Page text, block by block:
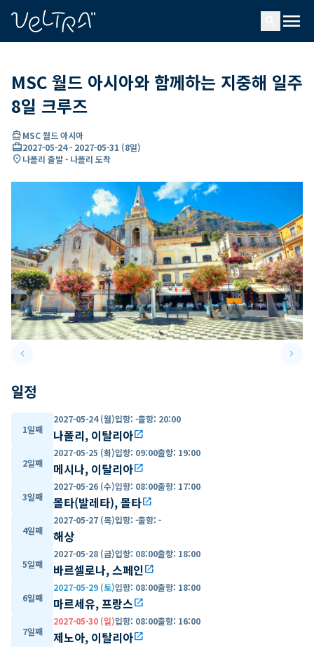
menu
MSC 월드 아시아와 함께하는 지중해 일주
8일 크루즈
directions_boatMSC 월드 아시아
card_travel2027-05-24- 2027-05-31 (8일)
location_on나폴리 출발 - 나폴리 도착
keyboard_arrow_leftPrevious slide keyboard_arrow_right
일정
1일째
2027-05-24 (월)입항: -출항: 20:00
나폴리, 이탈리아open_in_new
2일째
2027-05-25 (화)입항: 09:00출항: 19:00
메시나, 이탈리아open_in_new
3일째
2027-05-26 (수)입항: 08:00출항: 17:00
몰타(발레타), 몰타open_in_new
4일째
2027-05-27 (목)입항: -출항: -
해상
5일째
2027-05-28 (금)입항: 08:00출항: 18:00
바르셀로나, 스페인open_in_new
6일째
2027-05-29 (토)입항: 08:00출항: 18:00
마르세유, 프랑스open_in_new
7일째
2027-05-30 (일)입항: 08:00출항: 16:00
제노아, 이탈리아open_in_new